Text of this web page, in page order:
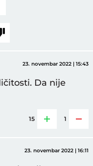
23. novembar 2022 | 15:43
Da nije
15 1
23. novembar 2022 | 16:11